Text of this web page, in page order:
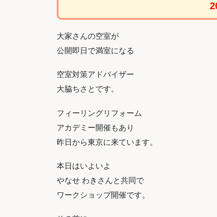
大家さんの空室が
公開即日で満室になる
空室対策アドバイザー
大脇ちさとです。
フィーリングリフォーム
アカデミー開催もあり
昨日から東京に来ています。
本日はいよいよ
やなせ わきさんと共同で
ワークショップ開催です。